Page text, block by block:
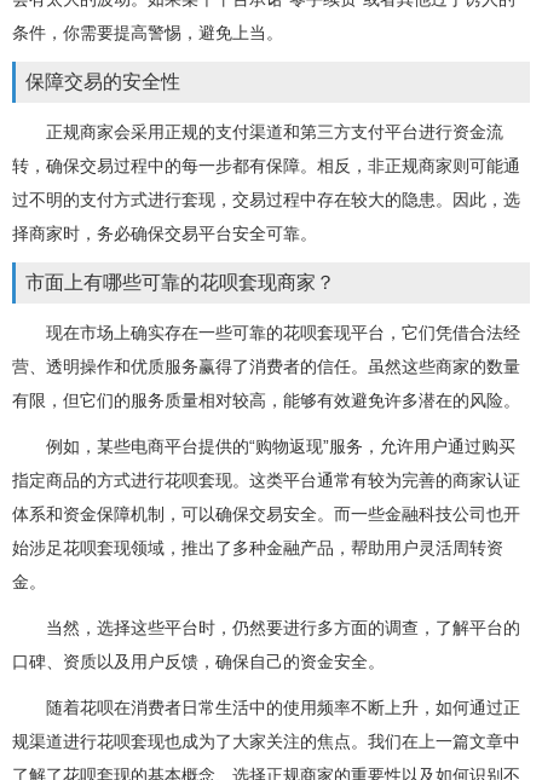
条件，你需要提高警惕，避免上当。
保障交易的安全性
正规商家会采用正规的支付渠道和第三方支付平台进行资金流
转，确保交易过程中的每一步都有保障。相反，非正规商家则可能通
过不明的支付方式进行套现，交易过程中存在较大的隐患。因此，选
择商家时，务必确保交易平台安全可靠。
市面上有哪些可靠的花呗套现商家？
现在市场上确实存在一些可靠的花呗套现平台，它们凭借合法经
营、透明操作和优质服务赢得了消费者的信任。虽然这些商家的数量
有限，但它们的服务质量相对较高，能够有效避免许多潜在的风险。
例如，某些电商平台提供的“购物返现”服务，允许用户通过购买
指定商品的方式进行花呗套现。这类平台通常有较为完善的商家认证
体系和资金保障机制，可以确保交易安全。而一些金融科技公司也开
始涉足花呗套现领域，推出了多种金融产品，帮助用户灵活周转资
金。
当然，选择这些平台时，仍然要进行多方面的调查，了解平台的
口碑、资质以及用户反馈，确保自己的资金安全。
随着花呗在消费者日常生活中的使用频率不断上升，如何通过正
规渠道进行花呗套现也成为了大家关注的焦点。我们在上一篇文章中
了解了花呗套现的基本概念、选择正规商家的重要性以及如何识别不